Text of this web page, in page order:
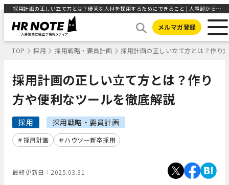
採用計画の正しい立て方とは？優秀な人材を採用するためにできること | 人事部から企業成長を応援するメディアHR NOTE
メルマガ登録
TOP 採用 採用戦略・要員計画 採用計画の正しい立て方とは？作り
採用計画の正しい立て方とは？作り
方や便利なツールを徹底解説
採用 採用戦略・要員計画
採用計画 ハウツー新卒採用
最終更新日： 2025.03.31